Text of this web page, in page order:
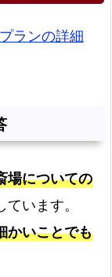
ランの詳細
場についての
ています。
かいことでも